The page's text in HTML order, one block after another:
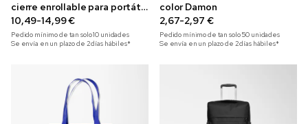
cierre enrollable para portátil
de 15" y con impresión a todo
color
10,49-14,99 €
Pedido mínimo de tan solo10 unidades
Se envía en un plazo de 2 días hábiles*
color Damon
2,67-2,97 €
Pedido mínimo de tan solo50 unidades
Se envía en un plazo de 2 días hábiles*